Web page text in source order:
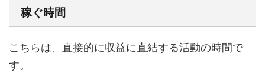
稼ぐ時間
こちらは、直接的に収益に直結する活動の時間で
す。